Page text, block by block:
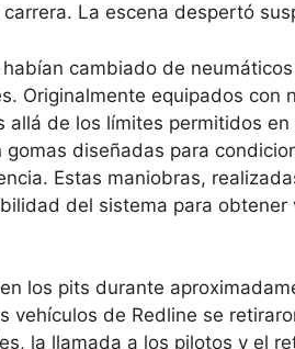
La escena despertó
cambiado de
Originalmente equipados con
de los límites permitidos
diseñadas para
Estas maniobras,
del sistema para
los pits durante
de Redline se
la llamada a los pilotos y el